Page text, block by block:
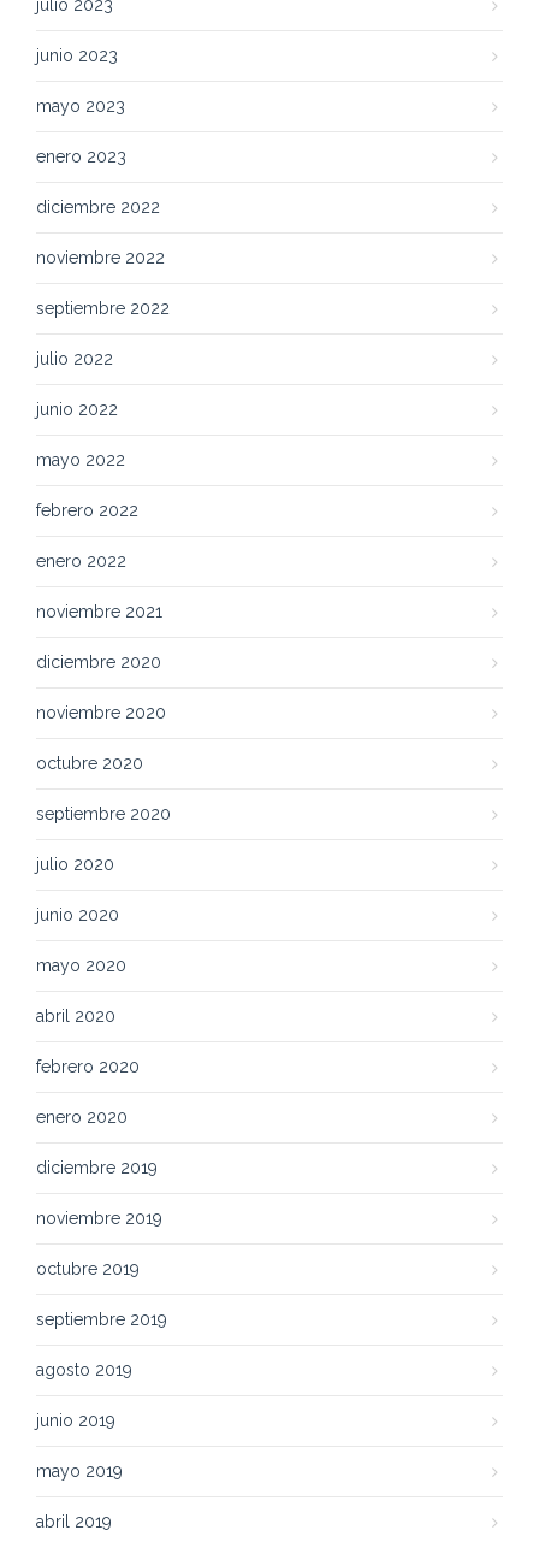
julio 2023
junio 2023
mayo 2023
enero 2023
diciembre 2022
noviembre 2022
septiembre 2022
julio 2022
junio 2022
mayo 2022
febrero 2022
enero 2022
noviembre 2021
diciembre 2020
noviembre 2020
octubre 2020
septiembre 2020
julio 2020
junio 2020
mayo 2020
abril 2020
febrero 2020
enero 2020
diciembre 2019
noviembre 2019
octubre 2019
septiembre 2019
agosto 2019
junio 2019
mayo 2019
abril 2019